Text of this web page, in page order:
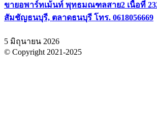
ขายอพาร์ทเม้นท์ พุทธมณฑลสาย2 เนื้อที่
สัมชัญธนบุรี, ตลาดธนบุรี โทร. 0618056669
5 มิถุนายน 2026
© Copyright 2021-2025